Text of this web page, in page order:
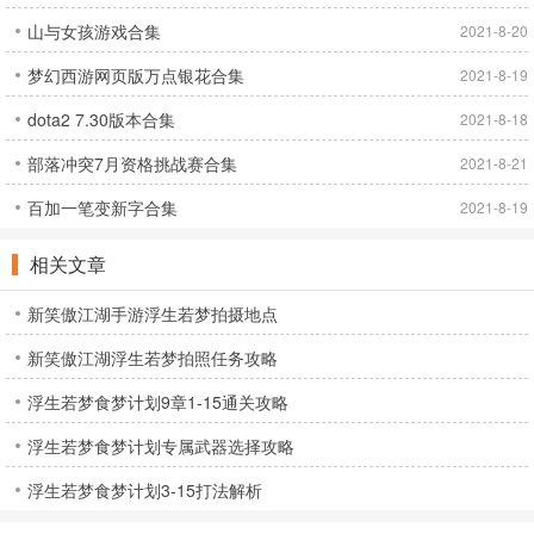
山与女孩游戏合集 2021-8-20
梦幻西游网页版万点银花合集 2021-8-19
dota2 7.30版本合集 2021-8-18
部落冲突7月资格挑战赛合集 2021-8-21
百加一笔变新字合集 2021-8-19
相关文章
新笑傲江湖手游浮生若梦拍摄地点
新笑傲江湖浮生若梦拍照任务攻略
浮生若梦食梦计划9章1-15通关攻略
浮生若梦食梦计划专属武器选择攻略
浮生若梦食梦计划3-15打法解析